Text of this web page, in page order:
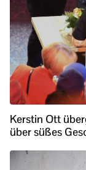
Kerstin Ott
über süßes